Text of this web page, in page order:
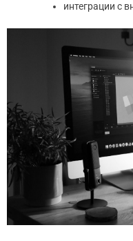
интеграции с